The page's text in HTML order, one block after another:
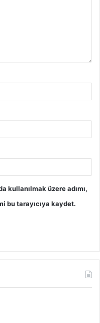
kullanılmak üzere adımı,
bu tarayıcıya kaydet.